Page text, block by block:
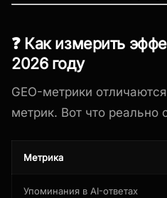
❓ Как измерить
2026 году
GEO-метрики
метрик. Вот что реально
Метрика
Упоминания в AI-ответах